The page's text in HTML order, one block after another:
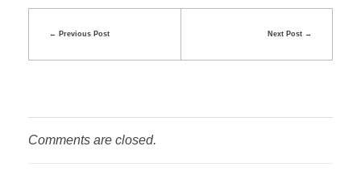
Previous Post Next Post
Comments are closed.